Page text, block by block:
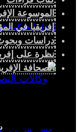
انعدام الحوكمة
الموسوعة
إفريقيا في
دراسات
نظرة على
الصحافة